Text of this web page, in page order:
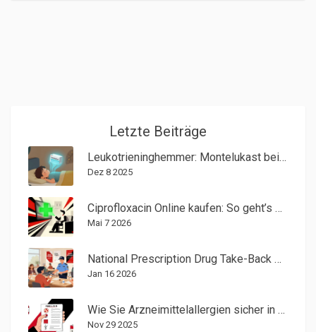
Letzte Beiträge
Leukotrieninghemmer: Montelukast bei allergischen Atemwegserkrankungen
Dez 8 2025
Ciprofloxacin Online kaufen: So geht’s sicher mit Rezept & Telemedizin
Mai 7 2026
National Prescription Drug Take-Back Days: Was Sie erwarten können
Jan 16 2026
Wie Sie Arzneimittelallergien sicher in Ihre medizinischen Unterlagen eintragen
Nov 29 2025